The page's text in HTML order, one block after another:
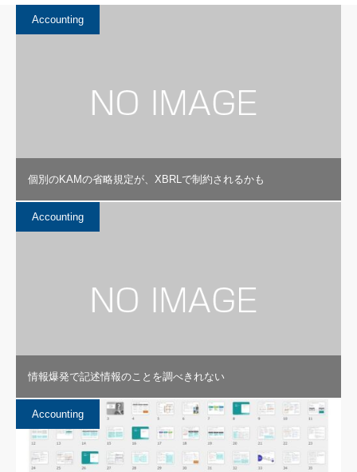
Accounting
個別のKAMの省略規定が、XBRLで制約されるかも
Accounting
情報爆発で記述情報のことを調べきれない
Accounting